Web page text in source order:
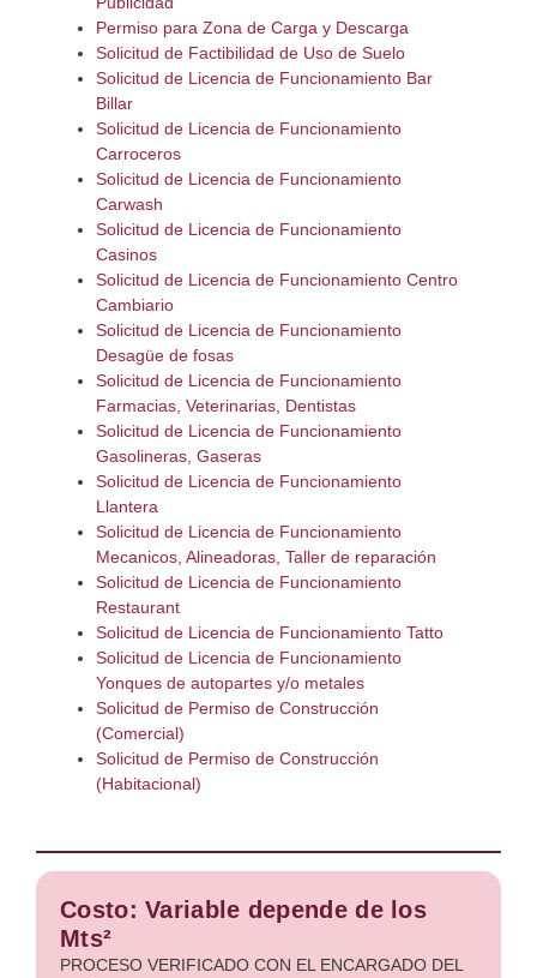
Permiso para Zona de Carga y Descarga
Solicitud de Factibilidad de Uso de Suelo
Solicitud de Licencia de Funcionamiento Bar
Billar
Solicitud de Licencia de Funcionamiento
Carroceros
Solicitud de Licencia de Funcionamiento
Carwash
Solicitud de Licencia de Funcionamiento
Casinos
Solicitud de Licencia de Funcionamiento Centro
Cambiario
Solicitud de Licencia de Funcionamiento
Desagüe de fosas
Solicitud de Licencia de Funcionamiento
Farmacias, Veterinarias, Dentistas
Solicitud de Licencia de Funcionamiento
Gasolineras, Gaseras
Solicitud de Licencia de Funcionamiento
Llantera
Solicitud de Licencia de Funcionamiento
Mecanicos, Alineadoras, Taller de reparación
Solicitud de Licencia de Funcionamiento
Restaurant
Solicitud de Licencia de Funcionamiento Tatto
Solicitud de Licencia de Funcionamiento
Yonques de autopartes y/o metales
Solicitud de Permiso de Construcción
(Comercial)
Solicitud de Permiso de Construcción
(Habitacional)
Costo: Variable depende de los
Mts²
PROCESO VERIFICADO CON EL ENCARGADO DEL